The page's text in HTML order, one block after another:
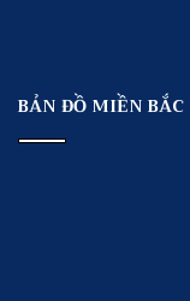
BẢN ĐỒ MIỀN BẮC